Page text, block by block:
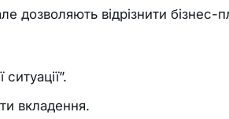
дозволяють відрізнити бізнес-
вкладення.